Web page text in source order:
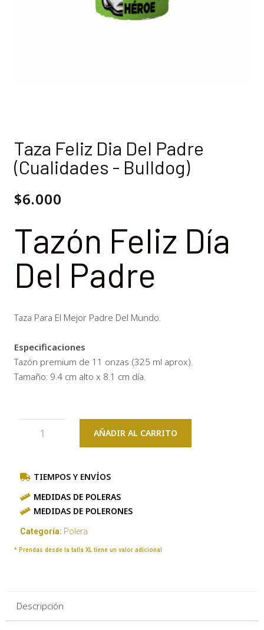
Taza Feliz Dia Del Padre
(Cualidades - Bulldog)
$6.000
Tazón Feliz Día
Del Padre
Taza Para El Mejor Padre Del Mundo.
Especificaciones
Tazón premium de 11 onzas (325 ml aprox).
Tamaño: 9.4 cm alto x 8.1 cm día.
AÑADIR AL CARRITO
TIEMPOS Y ENVÍOS
MEDIDAS DE POLERAS
MEDIDAS DE POLERONES
Categoría: Polera
* Prendas desde la talla XL tiene un valor adicional
Descripción